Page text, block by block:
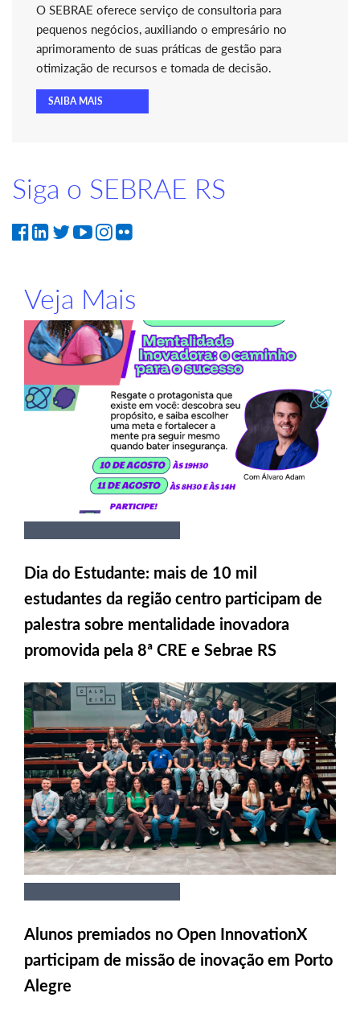
O SEBRAE oferece serviço de consultoria para
pequenos negócios, auxiliando o empresário no
aprimoramento de suas práticas de gestão para
otimização de recursos e tomada de decisão.
SAIBA MAIS
Siga o SEBRAE RS
Veja Mais
Dia do Estudante: mais de 10 mil
estudantes da região centro participam de
palestra sobre mentalidade inovadora
promovida pela 8ª CRE e Sebrae RS
Alunos premiados no Open InnovationX
participam de missão de inovação em Porto
Alegre